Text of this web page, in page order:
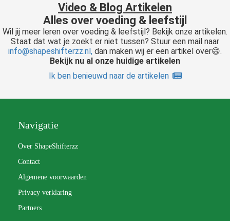
Video & Blog Artikelen
Alles over voeding & leefstijl
Wil jij meer leren over voeding & leefstijl? Bekijk onze artikelen.
Staat dat wat je zoekt er niet tussen? Stuur een mail naar
info@shapeshifterzz.nl, dan maken wij er een artikel over😄.
Bekijk nu al onze huidige artikelen
Ik ben benieuwd naar de artikelen
Navigatie
Over ShapeShifterzz
Contact
Algemene voorwaarden
Privacy verklaring
Partners